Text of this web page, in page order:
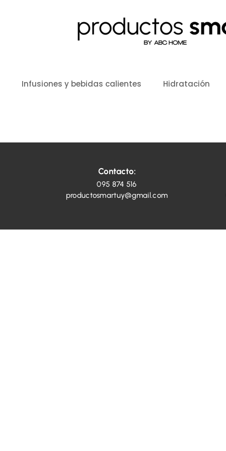
Infusiones y bebidas calientes Hidratación
Contacto:
095 874 516
productosmartuy@gmail.com